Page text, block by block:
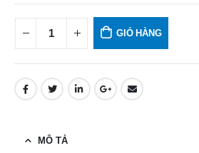
GIỎ HÀNG
MÔ TẢ